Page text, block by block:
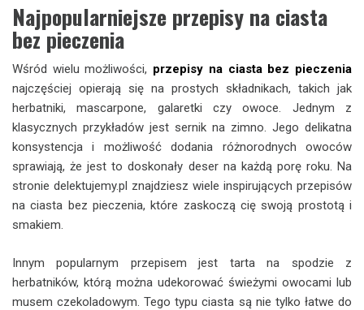
Najpopularniejsze przepisy na ciasta
bez pieczenia
Wśród wielu możliwości, przepisy na ciasta bez pieczenia
najczęściej opierają się na prostych składnikach, takich jak
herbatniki, mascarpone, galaretki czy owoce. Jednym z
klasycznych przykładów jest sernik na zimno. Jego delikatna
konsystencja i możliwość dodania różnorodnych owoców
sprawiają, że jest to doskonały deser na każdą porę roku. Na
stronie delektujemy.pl znajdziesz wiele inspirujących przepisów
na ciasta bez pieczenia, które zaskoczą cię swoją prostotą i
smakiem.
Innym popularnym przepisem jest tarta na spodzie z
herbatników, którą można udekorować świeżymi owocami lub
musem czekoladowym. Tego typu ciasta są nie tylko łatwe do